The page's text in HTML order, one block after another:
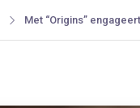
Met “Origins”